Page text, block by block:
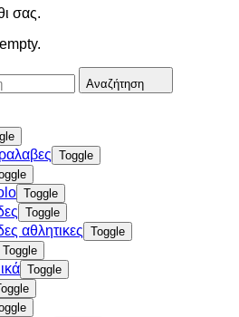
σας.
Αναζήτηση
Toggle
Toggle
Toggle
αθλητικες Toggle
Toggle
Toggle